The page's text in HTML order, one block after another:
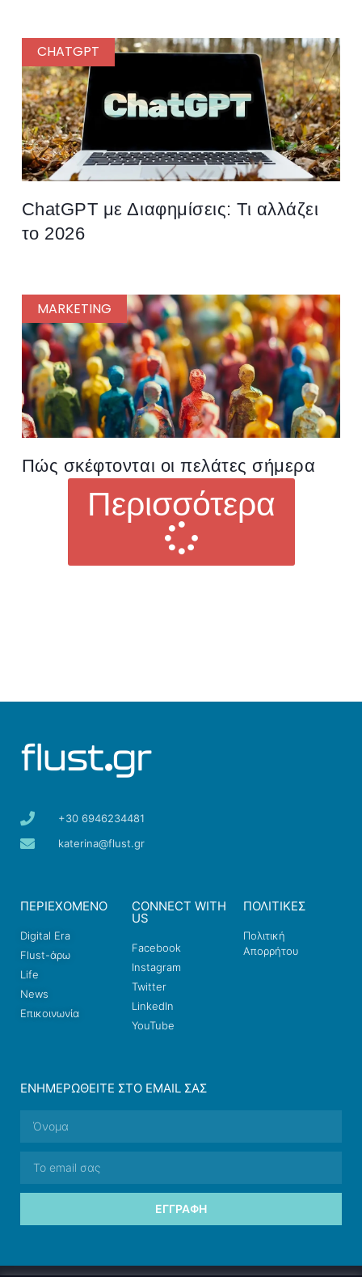
CHATGPT
ChatGPT με Διαφημίσεις: Τι αλλάζει
το 2026
MARKETING
Πώς σκέφτονται οι πελάτες σήμερα
Περισσότερα
+30 6946234481
katerina@flust.gr
ΠΕΡΙΕΧΟΜΕΝΟ
Digital Era
Flust-άρω
Life
News
Επικοινωνία
CONNECT WITH
US
Facebook
Instagram
Twitter
LinkedIn
YouTube
ΠΟΛΙΤΙΚΕΣ
Πολιτική
Απορρήτου
ΕΝΗΜΕΡΩΘΕΊΤΕ ΣΤΟ EMAIL ΣΑΣ
ΕΓΓΡΑΦΉ